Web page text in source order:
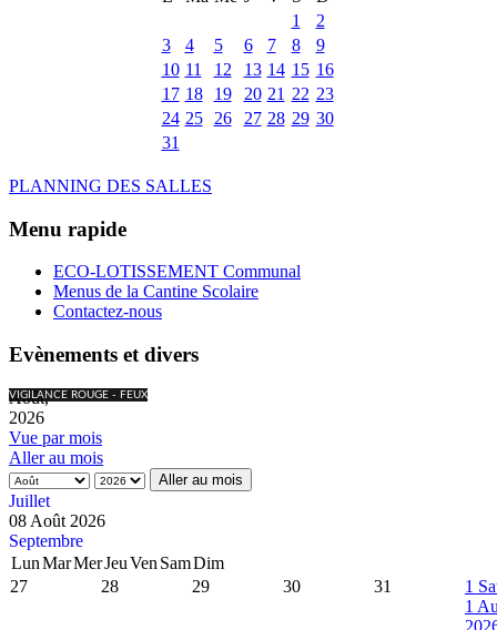
1
2
3
4 5 6 7 8
9
10 11 12 13 14 15 16
17 18 19 20 21 22 23
24 25 26 27 28 29 30
31
PLANNING DES SALLES
Menu rapide
ECO-LOTISSEMENT Communal
Menus de la Cantine Scolaire
Contactez-nous
Evènements et divers
VIGILANCE ROUGE - FEUX
Août,
2026
Vue par mois
Aller au mois
Aller au mois
Juillet
08 Août 2026
Septembre
LunMarMerJeuVen SamDim
27
28 29 30 31 1
1